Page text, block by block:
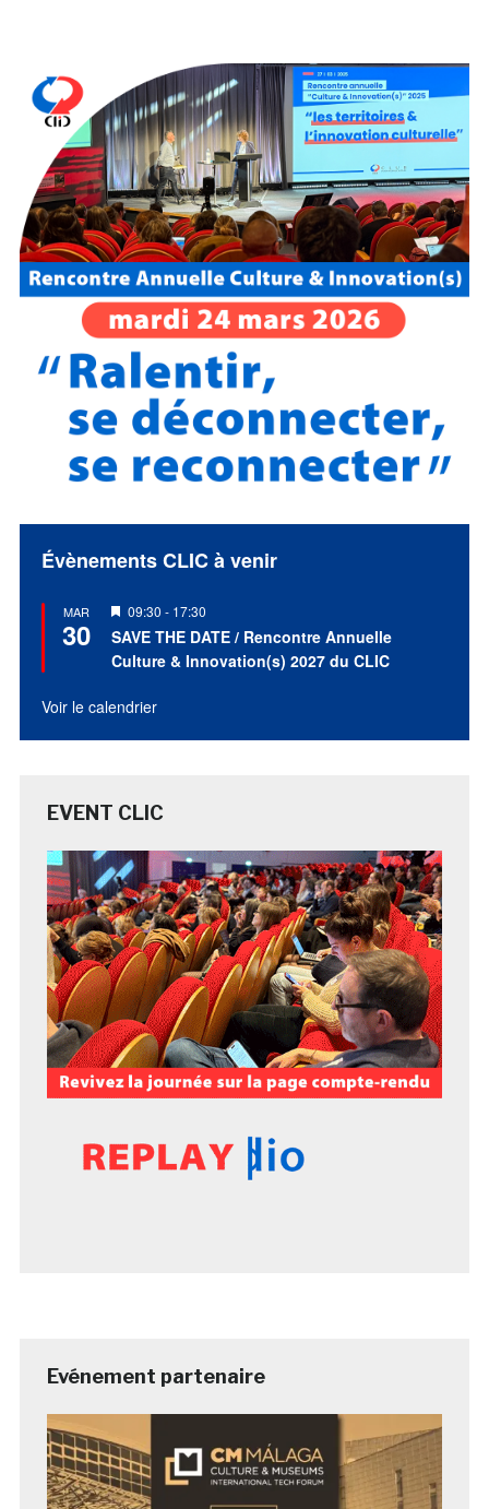
Évènements CLIC à venir
MAR
30
Mis
en
avant
09:30 - 17:30
SAVE THE DATE / Rencontre Annuelle
Culture & Innovation(s) 2027 du CLIC
Voir le calendrier
EVENT CLIC
Evénement partenaire